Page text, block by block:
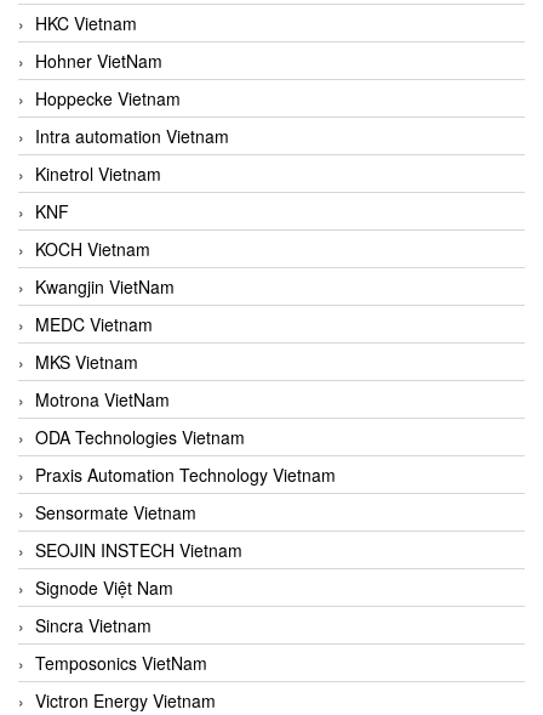
HKC Vietnam
Hohner VietNam
Hoppecke Vietnam
Intra automation Vietnam
Kinetrol Vietnam
KNF
KOCH Vietnam
Kwangjin VietNam
MEDC Vietnam
MKS Vietnam
Motrona VietNam
ODA Technologies Vietnam
Praxis Automation Technology Vietnam
Sensormate Vietnam
SEOJIN INSTECH Vietnam
Signode Việt Nam
Sincra Vietnam
Temposonics VietNam
Victron Energy Vietnam